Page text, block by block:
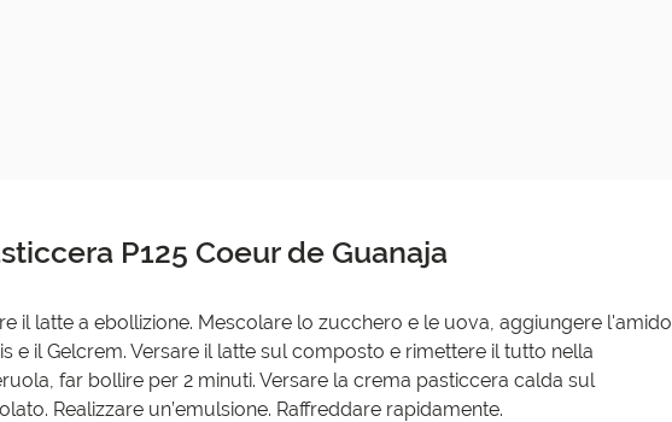
P125 Coeur de Guanaja
il latte a ebollizione. Mescolare lo zucchero e le uova, aggiungere l'amido
e il Gelcrem. Versare il latte sul composto e rimettere il tutto nella
far bollire per 2 minuti. Versare la crema pasticcera calda sul
Realizzare un’emulsione. Raffreddare rapidamente.